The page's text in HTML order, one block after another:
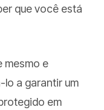
que você está
mesmo e
a garantir um
em